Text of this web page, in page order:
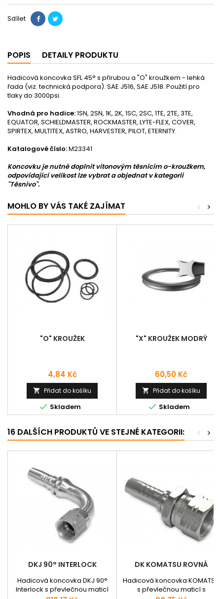
Sdílet
POPIS DETAILY PRODUKTU
Hadicová koncovka SFL 45° s přirubou a "O" kroužkem - lehká
řada (viz. technická podpora). SAE J516, SAE J518. Použití pro
tlaky do 3000psi.
Vhodná pro hadice:1SN, 2SN, 1K, 2K, 1SC, 2SC, 1TE, 2TE, 3TE,
EQUATOR, SCHIELDMASTER, ROCKMASTER, LYTE-FLEX, COVER,
SPIRTEX, MULTITEX, ASTRO, HARVESTER, PILOT, ETERNITY.
Katalogové číslo:M23341
Koncovku je nutné doplnit vitonovým těsnícím o-kroužkem,
odpovídající velikost lze vybrat a objednat v kategorii
"Těsnivo".
MOHLO BY VÁS TAKÉ ZAJÍMAT >
<
"O" KROUŽEK
Cena
4,84 Kč
 Přidat do košíku
 Skladem
"X" KROUŽEK MODRÝ
Cena
60,50 Kč
 Přidat do košíku
 Skladem
16 DALŠÍCH PRODUKTŮ VE STEJNÉ KATEGORII: >
<
DKJ 90° INTERLOCK
Hadicová koncovka DKJ 90°
Interlock s převlečnou maticí
DK KOMATSU ROVNÁ
Hadicová koncovka KOMATSU
s převlečnou maticí s